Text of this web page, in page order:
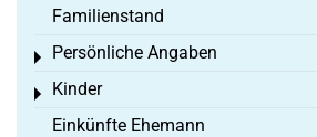
Familienstand
Persönliche Angaben
Toggle menu
Kinder
Toggle menu
Einkünfte Ehemann